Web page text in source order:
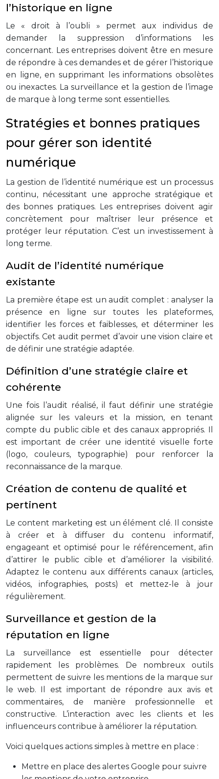
l’historique en ligne
Le « droit à l’oubli » permet aux individus de
demander la suppression d’informations les
concernant. Les entreprises doivent être en mesure
de répondre à ces demandes et de gérer l’historique
en ligne, en supprimant les informations obsolètes
ou inexactes. La surveillance et la gestion de l’image
de marque à long terme sont essentielles.
Stratégies et bonnes pratiques
pour gérer son identité
numérique
La gestion de l’identité numérique est un processus
continu, nécessitant une approche stratégique et
des bonnes pratiques. Les entreprises doivent agir
concrètement pour maîtriser leur présence et
protéger leur réputation. C’est un investissement à
long terme.
Audit de l’identité numérique
existante
La première étape est un audit complet : analyser la
présence en ligne sur toutes les plateformes,
identifier les forces et faiblesses, et déterminer les
objectifs. Cet audit permet d’avoir une vision claire et
de définir une stratégie adaptée.
Définition d’une stratégie claire et
cohérente
Une fois l’audit réalisé, il faut définir une stratégie
alignée sur les valeurs et la mission, en tenant
compte du public cible et des canaux appropriés. Il
est important de créer une identité visuelle forte
(logo, couleurs, typographie) pour renforcer la
reconnaissance de la marque.
Création de contenu de qualité et
pertinent
Le content marketing est un élément clé. Il consiste
à créer et à diffuser du contenu informatif,
engageant et optimisé pour le référencement, afin
d’attirer le public cible et d’améliorer la visibilité.
Adaptez le contenu aux différents canaux (articles,
vidéos, infographies, posts) et mettez-le à jour
régulièrement.
Surveillance et gestion de la
réputation en ligne
La surveillance est essentielle pour détecter
rapidement les problèmes. De nombreux outils
permettent de suivre les mentions de la marque sur
le web. Il est important de répondre aux avis et
commentaires, de manière professionnelle et
constructive. L’interaction avec les clients et les
influenceurs contribue à améliorer la réputation.
Voici quelques actions simples à mettre en place :
Mettre en place des alertes Google pour suivre